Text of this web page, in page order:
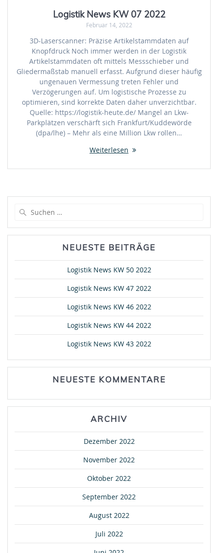
Logistik News KW 07 2022
Februar 14, 2022
3D-Laserscanner: Präzise Artikelstammdaten auf
Knopfdruck Noch immer werden in der Logistik
Artikelstammdaten oft mittels Messschieber und
Gliedermaßstab manuell erfasst. Aufgrund dieser häufig
ungenauen Vermessung treten Fehler und
Verzögerungen auf. Um logistische Prozesse zu
optimieren, sind korrekte Daten daher unverzichtbar.
Quelle: https://logistik-heute.de/ Mangel an Lkw-
Parkplätzen verschärft sich Frankfurt/Kuddewörde
(dpa/lhe) – Mehr als eine Million Lkw rollen…
Weiterlesen
NEUESTE BEITRÄGE
Logistik News KW 50 2022
Logistik News KW 47 2022
Logistik News KW 46 2022
Logistik News KW 44 2022
Logistik News KW 43 2022
NEUESTE KOMMENTARE
ARCHIV
Dezember 2022
November 2022
Oktober 2022
September 2022
August 2022
Juli 2022